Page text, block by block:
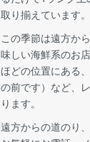
取り揃えています。
この季節は遠方か
味しい海鮮系のお
ほどの位置にある
の前です）など、
ります。
遠方からの道のり